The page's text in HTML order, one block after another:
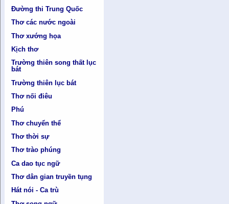
Đường thi Trung Quốc
Thơ các nước ngoài
Thơ xướng họa
Kịch thơ
Trường thiên song thất lục
bát
Trường thiên lục bát
Thơ nối điêu
Phú
Thơ chuyển thể
Thơ thời sự
Thơ trào phúng
Ca dao tục ngữ
Thơ dân gian truyền tụng
Hát nói - Ca trù